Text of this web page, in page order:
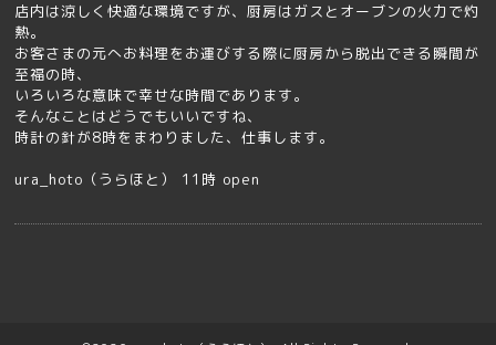
店内は涼しく快適な環境ですが、厨房はガスとオーブンの火力で灼
熱。
お客さまの元へお料理をお運びする際に厨房から脱出できる瞬間が
至福の時、
いろいろな意味で幸せな時間であります。
そんなことはどうでもいいですね、
時計の針が8時をまわりました、仕事します。
ura_hoto（うらほと） 11時 open